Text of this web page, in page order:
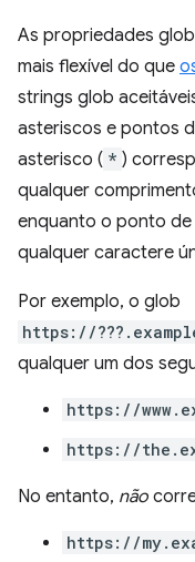
As propriedades
mais flexível do que
strings glob
asteriscos e pontos
asterisco ( * )
qualquer
enquanto o ponto
qualquer caractere
Por exemplo, o glob
https://
qualquer um dos
https://
https://
No entanto, não
https://